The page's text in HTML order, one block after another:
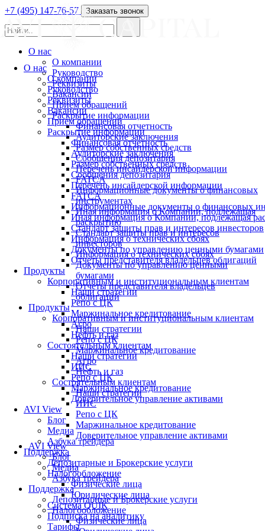
О нас
О компании
Руководство
Реквизиты
Вакансии
Прием обращений
Раскрытие информации
Финансовая отчетность
Аудиторские заключения
Размер собственных средств
Сообщения депозитария
Перечень инсайдерской информации
FATCA
Информационные документы о финансовых
Иная информация о Компании, подлежащая
Стандарт защиты прав и интересов инвесторов
Информация о технических сбоях
Документы по управлению ценными бумагами
Отчеты представителя владельцев облигаций
Продукты
Корпоративным и институциональным клиентам
Наши стратегии
Репо с ЦК
Маржинальное кредитование
Агро
Нефть и газ
Состоятельным клиентам
Наши стратегии
ИИС
Репо с ЦК
Маржинальное кредитование
Доверительное управление активами
AVI View
Блог
Медиа
Азбука трейдера
Поддержка
Депозитарные и Брокерские услуги
Налогообложение
Физические лица
Юридические лица
Система QUIK
Подписка на аналитику
Тарифы
+7 (495) 147-76-57 Заказать звонок
О нас
О компании
Руководство
Реквизиты
Вакансии
Прием обращений
Раскрытие информации
Финансовая отчетность
Аудиторские заключения
Размер собственных средств
Сообщения депозитария
Перечень инсайдерской информации
FATCA
Информационные документы о финансовых
инструментах
Иная информация о Компании, подлежащая
раскрытию
Стандарт защиты прав и интересов
инвесторов
Информация о технических сбоях
Документы по управлению ценными
бумагами
Отчеты представителя владельцев
облигаций
Продукты
Корпоративным и институциональным клиентам
Наши стратегии
Репо с ЦК
Маржинальное кредитование
Агро
Нефть и газ
Состоятельным клиентам
Наши стратегии
ИИС
Репо с ЦК
Маржинальное кредитование
Доверительное управление активами
AVI View
Блог
Медиа
Азбука трейдера
Поддержка
Депозитарные и Брокерские услуги
Налогообложение
Физические лица